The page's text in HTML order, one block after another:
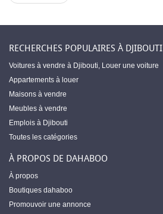
RECHERCHES POPULAIRES À DJIBOUTI
Voitures à vendre à Djibouti, Louer une voiture
Appartements à louer
Maisons à vendre
Meubles à vendre
Emplois à Djibouti
Toutes les catégories
À PROPOS DE DAHABOO
À propos
Boutiques dahaboo
Promouvoir une annonce